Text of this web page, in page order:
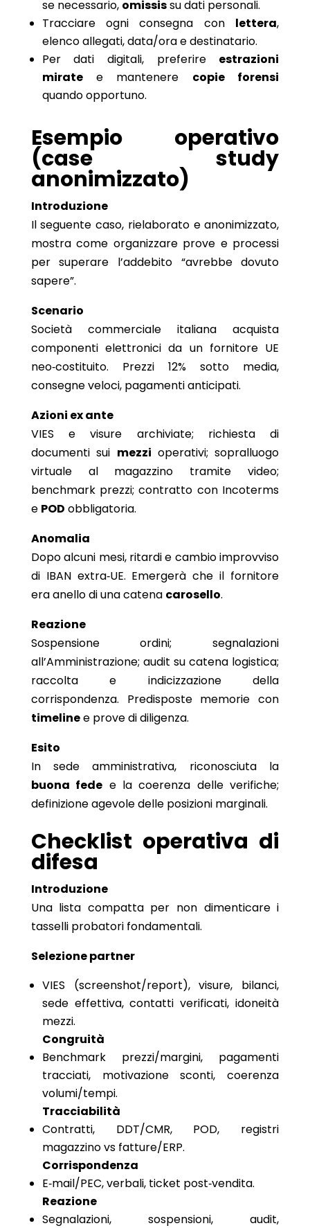
se necessario, omississu dati personali.
Tracciare ogni consegna con lettera,
elenco allegati, data/ora e destinatario.
Per dati digitali, preferire estrazioni
miratee mantenere copie forensi
quando opportuno.
Esempio operativo
(case study
anonimizzato)
Introduzione
Il seguente caso, rielaborato e anonimizzato,
mostra come organizzare prove e processi
per superare l’addebito “avrebbe dovuto
sapere”.
Scenario
Società commerciale italiana acquista
componenti elettronici da un fornitore UE
neo‑costituito. Prezzi 12% sotto media,
consegne veloci, pagamenti anticipati.
Azioni ex ante
VIES e visure archiviate; richiesta di
documenti sui mezzi operativi; sopralluogo
virtuale al magazzino tramite video;
benchmark prezzi; contratto con Incoterms
e POD obbligatoria.
Anomalia
Dopo alcuni mesi, ritardi e cambio improvviso
di IBAN extra‑UE. Emergerà che il fornitore
era anello di una catena carosello.
Reazione
Sospensione ordini; segnalazioni
all’Amministrazione; audit su catena logistica;
raccolta e indicizzazione della
corrispondenza. Predisposte memorie con
timelinee prove di diligenza.
Esito
In sede amministrativa, riconosciuta la
buona fede e la coerenza delle verifiche;
definizione agevole delle posizioni marginali.
Checklist operativa di
difesa
Introduzione
Una lista compatta per non dimenticare i
tasselli probatori fondamentali.
Selezione partner
VIES (screenshot/report), visure, bilanci,
sede effettiva, contatti verificati, idoneità
mezzi.
Congruità
Benchmark prezzi/margini, pagamenti
tracciati, motivazione sconti, coerenza
volumi/tempi.
Tracciabilità
Contratti, DDT/CMR, POD, registri
magazzino vs fatture/ERP.
Corrispondenza
E‑mail/PEC, verbali, ticket post‑vendita.
Reazione
Segnalazioni, sospensioni, audit,